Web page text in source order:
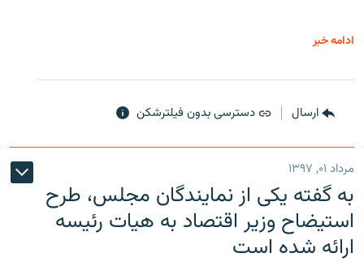
ادامه خبر
ارسال دسترسی بدون فیلترشکن
مرداد ۰۱, ۱۳۹۷
به گفته یکی از نمایندگان مجلس، طرح
استیضاح وزیر اقتصاد به هیات رئیسه
ارائه شده است